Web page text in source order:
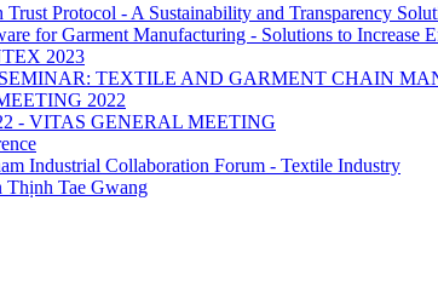
Trust Protocol - A Sustainability and Transparency
for Garment Manufacturing - Solutions to
2023
TEXTILE AND GARMENT CHAIN
2022
- VITAS GENERAL MEETING
Industrial Collaboration Forum - Textile Industry
Tae Gwang